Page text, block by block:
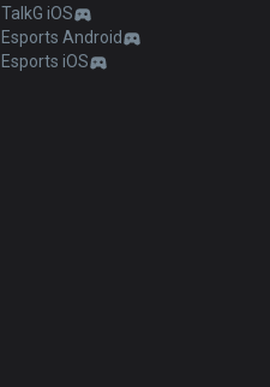
TalkG iOS
Esports Android
Esports iOS